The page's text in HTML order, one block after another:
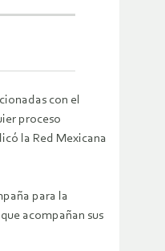
con el
proceso
la Red Mexicana
para la
acompañan sus